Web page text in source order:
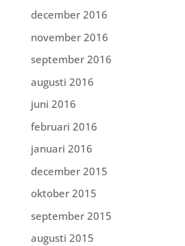
december 2016
november 2016
september 2016
augusti 2016
juni 2016
februari 2016
januari 2016
december 2015
oktober 2015
september 2015
augusti 2015